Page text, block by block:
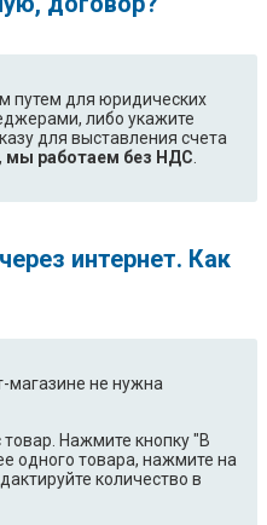
путем для юридических
либо укажите
для выставления счета
мы работаем без НДС
интернет. Как
магазине не нужна
Нажмите кнопку "В
одного товара, нажмите на
количество в